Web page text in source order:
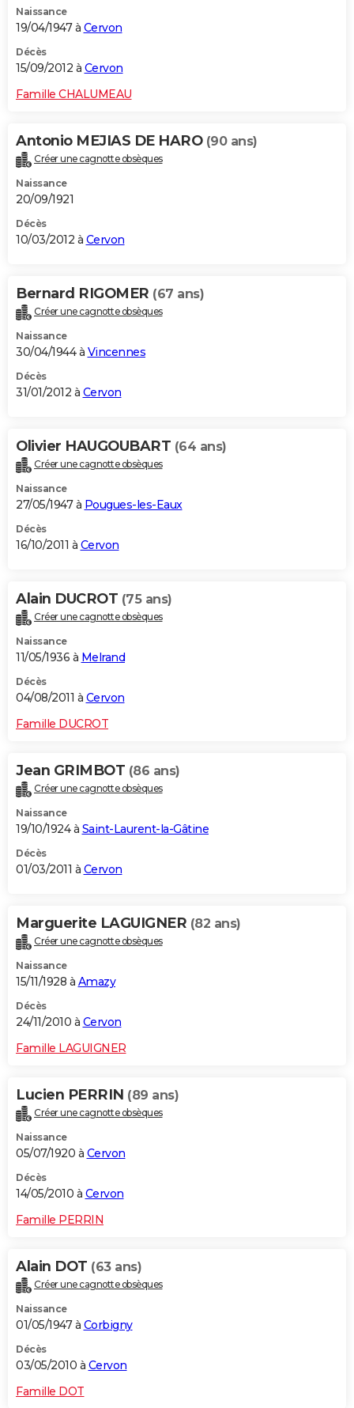
Naissance
19/04/1947 à Cervon
Décès
15/09/2012 à Cervon
Famille CHALUMEAU
Antonio MEJIAS DE HARO (90 ans)
Créer une cagnotte obsèques
Naissance
20/09/1921
Décès
10/03/2012 à Cervon
Bernard RIGOMER (67 ans)
Créer une cagnotte obsèques
Naissance
30/04/1944 à Vincennes
Décès
31/01/2012 à Cervon
Olivier HAUGOUBART (64 ans)
Créer une cagnotte obsèques
Naissance
27/05/1947 à Pougues-les-Eaux
Décès
16/10/2011 à Cervon
Alain DUCROT (75 ans)
Créer une cagnotte obsèques
Naissance
11/05/1936 à Melrand
Décès
04/08/2011 à Cervon
Famille DUCROT
Jean GRIMBOT (86 ans)
Créer une cagnotte obsèques
Naissance
19/10/1924 à Saint-Laurent-la-Gâtine
Décès
01/03/2011 à Cervon
Marguerite LAGUIGNER (82 ans)
Créer une cagnotte obsèques
Naissance
15/11/1928 à Amazy
Décès
24/11/2010 à Cervon
Famille LAGUIGNER
Lucien PERRIN (89 ans)
Créer une cagnotte obsèques
Naissance
05/07/1920 à Cervon
Décès
14/05/2010 à Cervon
Famille PERRIN
Alain DOT (63 ans)
Créer une cagnotte obsèques
Naissance
01/05/1947 à Corbigny
Décès
03/05/2010 à Cervon
Famille DOT